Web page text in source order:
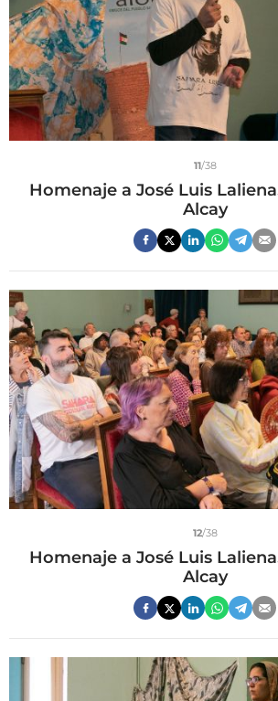
11/38
Homenaje a José Luis
Alcay
12/38
Homenaje a José Luis
Alcay